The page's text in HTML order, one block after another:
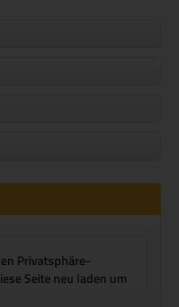
Privatsphäre-
Seite neu laden um